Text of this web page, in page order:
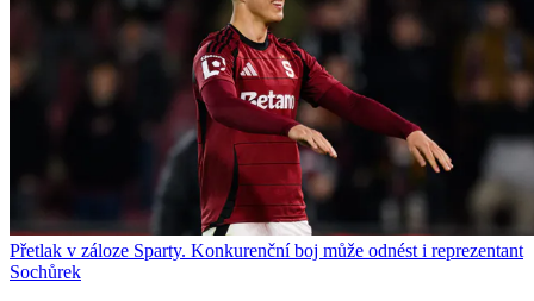
Přetlak v záloze Sparty. Konkurenční boj může odnést i reprezentant
Sochůrek